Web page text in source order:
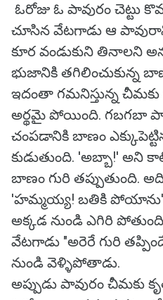
ఓరోజు ఓ పావురం చెట్టు
చూసిన వేటగాడు ఆ
కూర వండుకుని తినాలని
భుజానికి తగిలించుకున్న
ఇదంతా గమనిస్తున్న
అర్థమై పోయింది. గబగబా
చంపడానికి బాణం
కుడుతుంది. 'అబ్బా!' అని
బాణం గురి తప్పుతుంది.
'హమ్మయ్య! బతికి పోయాను'
అక్కడ నుండి ఎగిరి
వేటగాడు "అరెరే గురి
నుండి వెళ్ళిపోతాడు.
అప్పుడు పావురం చీమకు